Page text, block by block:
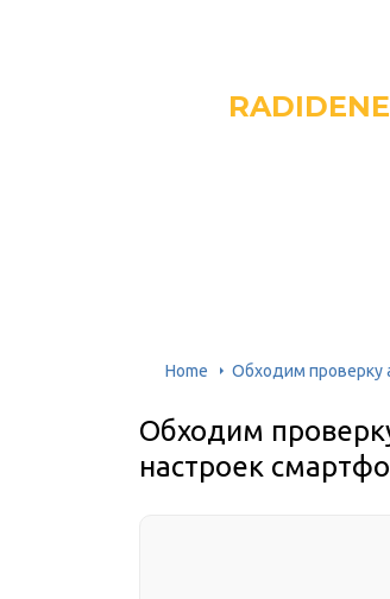
Home Обходим проверку
Обходим
настроек